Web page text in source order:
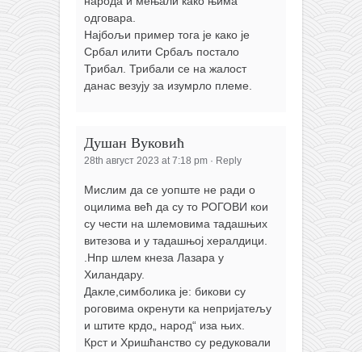
одговара.
Најбољи пример тога је како је
Србал илити Србаљ постало
Трибал. Трибали се на жалост
данас везују за изумрло племе.
Душан Вуковић
28th август 2023 at 7:18 pm · Reply
Мислим да се уопште не ради о
оцилима већ да су то РОГОВИ кои
су чести на шлемовима тадашњих
витезова и у тадашњој хералдици.
.Нпр шлем кнеза Лазара у
Хиландару.
Дакле,симболика је: бикови су
роговима окренути ка непријатељу
и штите крдо„ народ“ иза њих.
Крст и Хришћанство су редуковали